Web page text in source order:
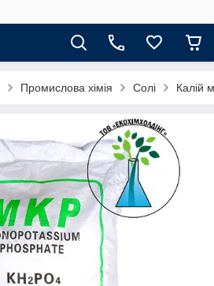
Промислова хімія Солі Калій